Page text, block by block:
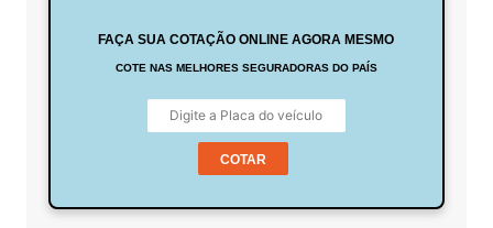
FAÇA SUA COTAÇÃO ONLINE AGORA MESMO
COTE NAS MELHORES SEGURADORAS DO PAÍS
COTAR